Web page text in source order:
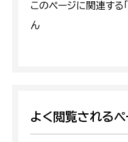
このページに関連する
ん
よく閲覧されるペ